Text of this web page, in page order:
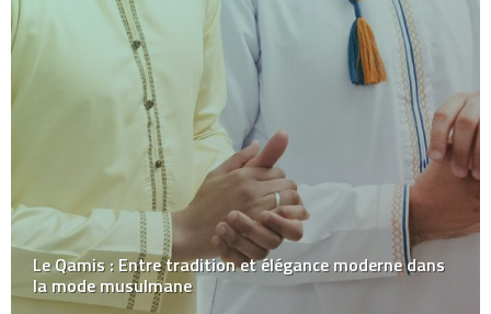
Le Qamis : Entre tradition et élégance moderne dans
la mode musulmane